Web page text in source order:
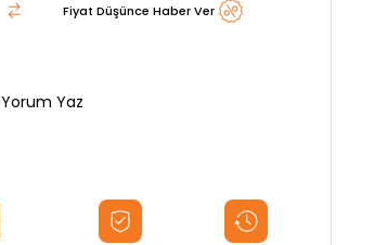
Fiyat Düşünce Haber Ver
Yorum Yaz